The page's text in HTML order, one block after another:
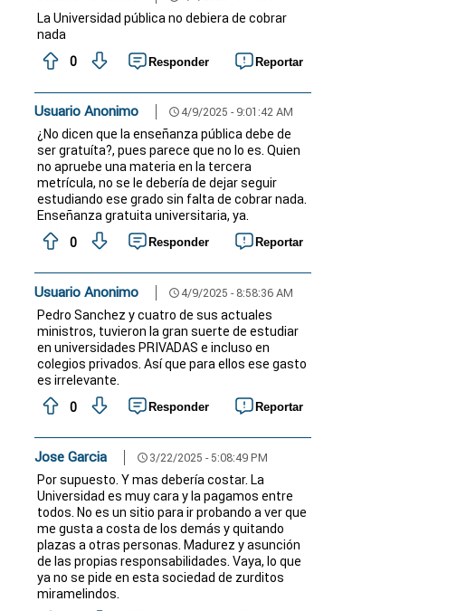
La Universidad pública no debiera de cobrar
nada
0
Responder Reportar
Usuario Anonimo schedule 4/9/2025 - 9:01:42 AM
¿No dicen que la enseñanza pública debe de
ser gratuíta?, pues parece que no lo es. Quien
no apruebe una materia en la tercera
metrícula, no se le debería de dejar seguir
estudiando ese grado sin falta de cobrar nada.
Enseñanza gratuita universitaria, ya.
0
Responder Reportar
Usuario Anonimo schedule 4/9/2025 - 8:58:36 AM
Pedro Sanchez y cuatro de sus actuales
ministros, tuvieron la gran suerte de estudiar
en universidades PRIVADAS e incluso en
colegios privados. Así que para ellos ese gasto
es irrelevante.
0
Responder Reportar
Jose Garcia schedule 3/22/2025 - 5:08:49 PM
Por supuesto. Y mas debería costar. La
Universidad es muy cara y la pagamos entre
todos. No es un sitio para ir probando a ver que
me gusta a costa de los demás y quitando
plazas a otras personas. Madurez y asunción
de las propias responsabilidades. Vaya, lo que
ya no se pide en esta sociedad de zurditos
miramelindos.